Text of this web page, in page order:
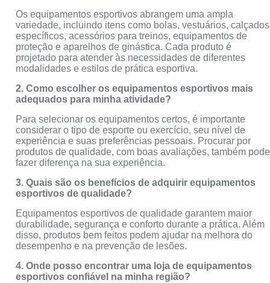
Os equipamentos esportivos abrangem uma ampla
variedade, incluindo itens como bolas, vestuários, calçados
específicos, acessórios para treinos, equipamentos de
proteção e aparelhos de ginástica. Cada produto é
projetado para atender às necessidades de diferentes
modalidades e estilos de prática esportiva.
2. Como escolher os equipamentos esportivos mais
adequados para minha atividade?
Para selecionar os equipamentos certos, é importante
considerar o tipo de esporte ou exercício, seu nível de
experiência e suas preferências pessoais. Procurar por
produtos de qualidade, com boas avaliações, também pode
fazer diferença na sua experiência.
3. Quais são os benefícios de adquirir equipamentos
esportivos de qualidade?
Equipamentos esportivos de qualidade garantem maior
durabilidade, segurança e conforto durante a prática. Além
disso, produtos bem feitos podem ajudar na melhora do
desempenho e na prevenção de lesões.
4. Onde posso encontrar uma loja de equipamentos
esportivos confiável na minha região?